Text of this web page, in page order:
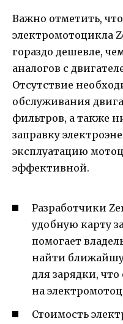
Важно отметить,
электромотоцикла
гораздо дешевле,
аналогов с
Отсутствие
обслуживания
фильтров, а также
заправку
эксплуатацию
эффективной.
Разработчики
удобную карту
помогает
найти
для зарядки,
на
Стоимость